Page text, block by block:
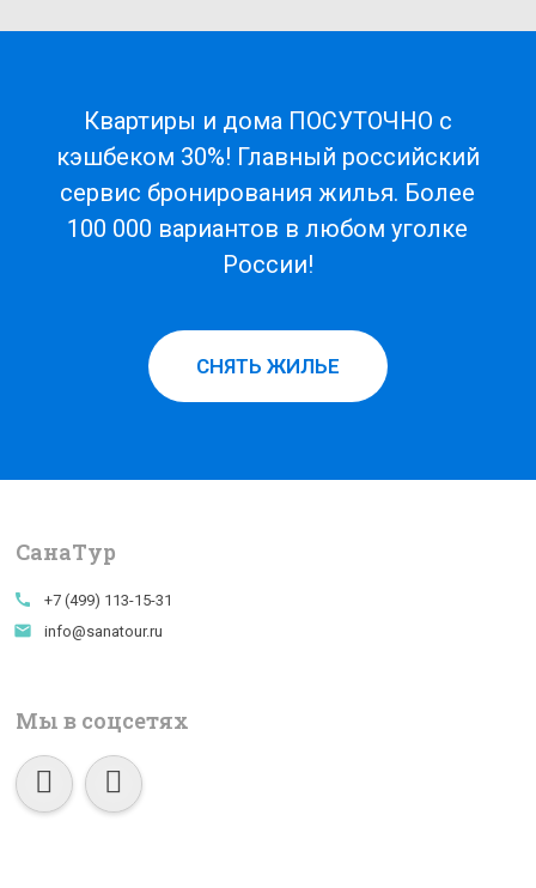
Квартиры и дома ПОСУТОЧНО с
кэшбеком 30%! Главный российский
сервис бронирования жилья. Более
100 000 вариантов в любом уголке
России!
СНЯТЬ ЖИЛЬЕ
СанаTур
call +7 (499) 113-15-31
email info@sanatour.ru
Мы в соцсетях